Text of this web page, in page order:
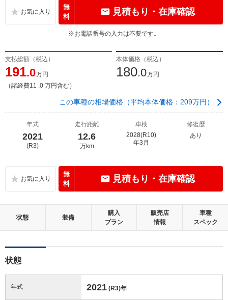
無
料
見積もり・在庫確認
※お電話番号の入力は不要です。
支払総額（税込）
191.0万円
（諸経費11 .0 万円含む）
本体価格（税込）
180.0万円
この車種の相場価格（平均本体価格：209万円）
年式
2021
(R3)
走行距離
12.6
万km
車検
2028(R10)
年3月
修復歴
あり
無
料
見積もり・在庫確認
状態 装備
購入
プラン
販売店
情報
車種
スペック
状態
年式 2021 (R3)年